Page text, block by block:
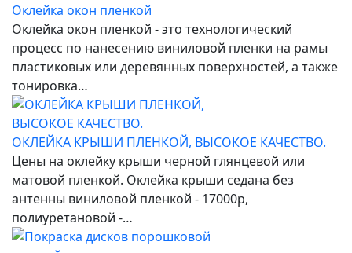
Оклейка окон пленкой
Оклейка окон пленкой - это технологический
процесс по нанесению виниловой пленки на рамы
пластиковых или деревянных поверхностей, а также
тонировка…
ОКЛЕЙКА КРЫШИ ПЛЕНКОЙ, ВЫСОКОЕ КАЧЕСТВО.
Цены на оклейку крыши черной глянцевой или
матовой пленкой. Оклейка крыши седана без
антенны виниловой пленкой - 17000р,
полиуретановой -…